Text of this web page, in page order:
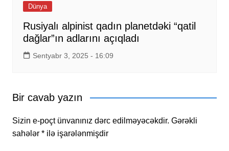
Dünya
Rusiyalı alpinist qadın planetdəki “qatil
dağlar”ın adlarını açıqladı
Sentyabr 3, 2025 - 16:09
Bir cavab yazın
Sizin e-poçt ünvanınız dərc edilməyəcəkdir. Gərəkli
sahələr *ilə işarələnmişdir